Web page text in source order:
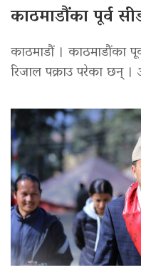
काठमाडौंका पूर्व
काठमाडौं । काठमाडौंका
रिजाल पक्राउ परेका छन्